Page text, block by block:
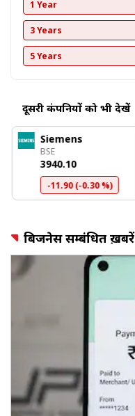
1 Year
3 Years
5 Years
दूसरी कंपनियों को भी देखें
Siemens
BSE
₹3940.10
-11.90 (-0.30 %)
बिजनेस सम्बंधित ख़बरें